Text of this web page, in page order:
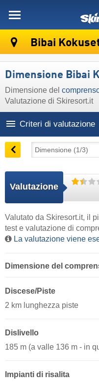
Bibai
Dimensione Bibai
Dimensione del
Valutazione di Skiresort.it
Criteri di valutazione
Valutazione
Valutato da Skiresort.it, il
test e valutazione di
La valutazione viene
Dimensione del
Discese/Piste
2 km lunghezza piste
Dislivello
185 m (a valle 136 m - in
Impianti di risalita